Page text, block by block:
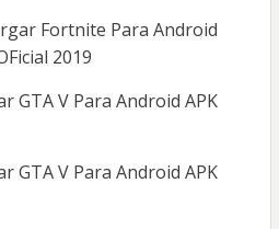
Fortnite Para Android
2019
GTA V Para Android APK
GTA V Para Android APK